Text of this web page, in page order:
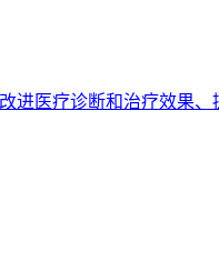
进医疗诊断和治疗效果